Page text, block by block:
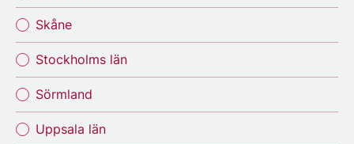
Skåne
Stockholms län
Sörmland
Uppsala län